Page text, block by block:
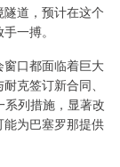
道，预计在这个
一搏。
口都面临着巨大
克签订新合同、
列措施，显著改
为巴塞罗那提供